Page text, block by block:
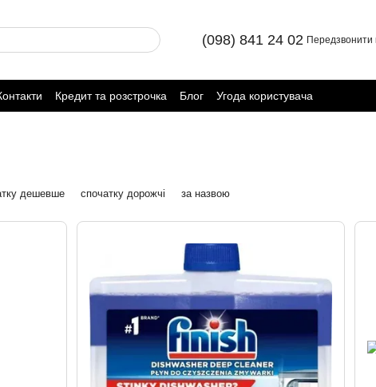
(098) 841 24 02 Передзвонити
Кредит та розстрочка Блог
Угода користувача
дешевше спочатку дорожчі за назвою